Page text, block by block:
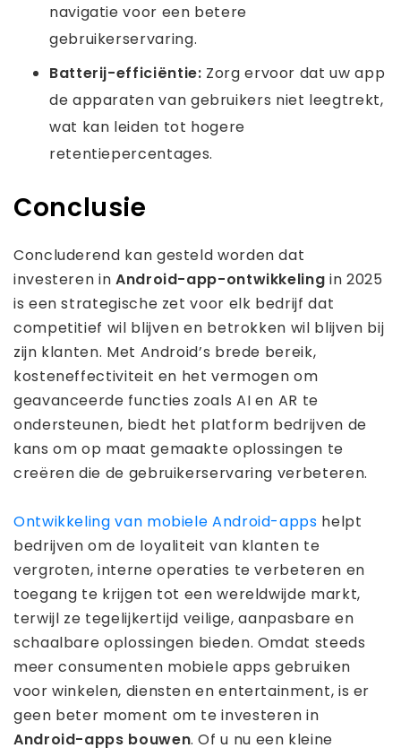
navigatie voor een betere
gebruikerservaring.
Batterij-efficiëntie: Zorg ervoor dat uw app
de apparaten van gebruikers niet leegtrekt,
wat kan leiden tot hogere
retentiepercentages.
Conclusie
Concluderend kan gesteld worden dat
investeren in Android-app-ontwikkeling in 2025
is een strategische zet voor elk bedrijf dat
competitief wil blijven en betrokken wil blijven bij
zijn klanten. Met Android’s brede bereik,
kosteneffectiviteit en het vermogen om
geavanceerde functies zoals AI en AR te
ondersteunen, biedt het platform bedrijven de
kans om op maat gemaakte oplossingen te
creëren die de gebruikerservaring verbeteren.
Ontwikkeling van mobiele Android-apps helpt
bedrijven om de loyaliteit van klanten te
vergroten, interne operaties te verbeteren en
toegang te krijgen tot een wereldwijde markt,
terwijl ze tegelijkertijd veilige, aanpasbare en
schaalbare oplossingen bieden. Omdat steeds
meer consumenten mobiele apps gebruiken
voor winkelen, diensten en entertainment, is er
geen beter moment om te investeren in
Android-apps bouwen. Of u nu een kleine